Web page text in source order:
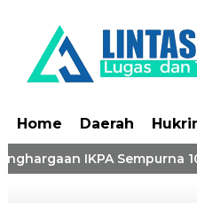
Home Daerah
IKPA Sempurna